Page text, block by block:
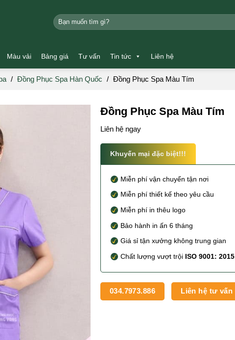
Tìm
kiếm:
Màu vải Bảng giá Tư vấn Tin tức Liên hệ
/ Đồng Phục Spa Hàn Quốc / Đồng Phục Spa Màu Tím
Đồng Phục Spa Màu Tím
Liên hệ ngay
Khuyến mại đặc biệt!!!
Miễn phí vận chuyển tận nơi
Miễn phí thiết kế theo yêu cầu
Miễn phí in thêu logo
Bảo hành in ấn 6 tháng
Giá sỉ tận xưởng không trung gian
Chất lượng vượt trội ISO 9001: 2015
034.7973.886 Liên hệ tư vấn